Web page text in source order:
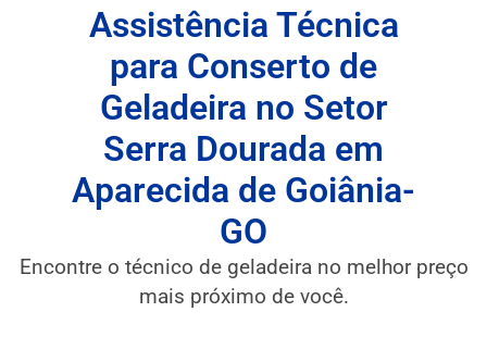
Assistência Técnica
para Conserto de
Geladeira no Setor
Serra Dourada em
Aparecida de Goiânia-
GO
Encontre o técnico de geladeira no melhor preço
mais próximo de você.